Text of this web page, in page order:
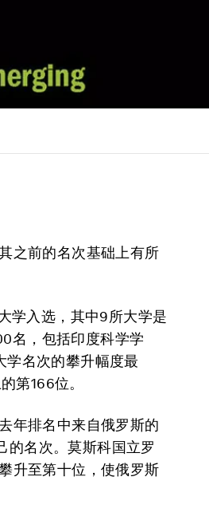
之前的名次基础上有所
学入选，其中9所大学是
名，包括印度科学学
名次的攀升幅度最
第166位。
年排名中来自俄罗斯的
的名次。莫斯科国立罗
升至第十位，使俄罗斯